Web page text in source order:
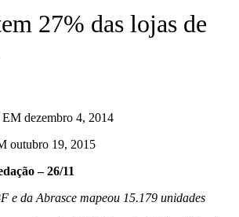
27% das lojas de
dezembro 4, 2014
outubro 19, 2015
– 26/11
e da Abrasce mapeou 15.179 unidades